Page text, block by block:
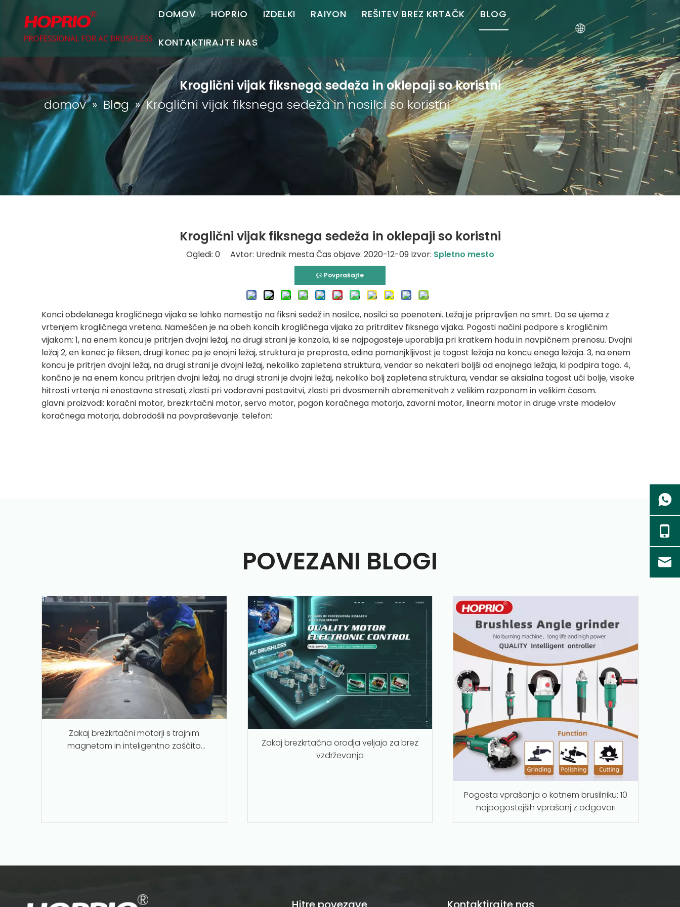
DOMOV HOPRIO
Brezkrtačni AC
Profil podjetja
Čast
IZDELKI
Ravni brusilnik
Die Grinder
Stroj za posnemanje
Stroj za rezanje
RAIYON
Ravni brusilnik
Polirnik
REŠITEV BREZ KRTAČK
Krmilnik motorja
BLOG
KONTAKTIRAJTE NAS
Kontaktirajte nas
Pridružite se nam
Kroglični vijak fiksnega sedeža in oklepaji so koristni
domov »Blog »Kroglični vijak fiksnega sedeža in nosilci so koristni
Kroglični vijak fiksnega sedeža in oklepaji so koristni
Ogledi: 0Avtor: Urednik mesta Čas objave: 2020-12-09 Izvor: Spletno mesto
Povprašajte
Konci obdelanega krogličnega vijaka se lahko namestijo na fiksni sedež in nosilce, nosilci so poenoteni. Ležaj je pripravljen na smrt. Da se ujema z
vrtenjem krogličnega vretena. Nameščen je na obeh koncih krogličnega vijaka za pritrditev fiksnega vijaka. Pogosti načini podpore s krogličnim
vijakom: 1, na enem koncu je pritrjen dvojni ležaj, na drugi strani je konzola, ki se najpogosteje uporablja pri kratkem hodu in navpičnem prenosu. Dvojni
ležaj 2, en konec je fiksen, drugi konec pa je enojni ležaj, struktura je preprosta, edina pomanjkljivost je togost ležaja na koncu enega ležaja. 3, na enem
koncu je pritrjen dvojni ležaj, na drugi strani je dvojni ležaj, nekoliko zapletena struktura, vendar so nekateri boljši od enojnega ležaja, ki podpira togo. 4,
končno je na enem koncu pritrjen dvojni ležaj, na drugi strani je dvojni ležaj, nekoliko bolj zapletena struktura, vendar se aksialna togost uči bolje, visoke
hitrosti vrtenja ni enostavno stresati, zlasti pri vodoravni postavitvi, zlasti pri dvosmernih obremenitvah z velikim razponom in velikim časom.
glavni proizvodi: koračni motor, brezkrtačni motor, servo motor, pogon koračnega motorja, zavorni motor, linearni motor in druge vrste modelov
koračnega motorja, dobrodošli na povpraševanje. telefon:
POVEZANI BLOGI
Zakaj brezkrtačni motorji s trajnim
magnetom in inteligentno zaščito
Zakaj brezkrtačna orodja veljajo za brez
vzdrževanja
Pogosta vprašanja o kotnem brusilniku: 10
najpogostejših vprašanj z odgovori